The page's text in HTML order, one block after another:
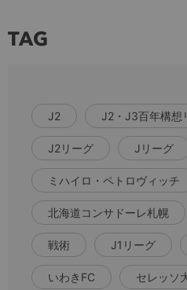
TAG
J2 J2・J3百年構想
J2リーグ Jリーグ
ミハイロ・ペトロヴィッチ
北海道コンサドーレ札幌
戦術 J1リーグ
いわきFC セレッソ